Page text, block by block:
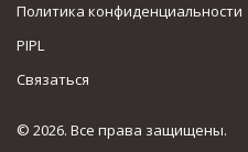
Политика конфиденциальности
PIPL
Связаться
© 2026. Все права защищены.